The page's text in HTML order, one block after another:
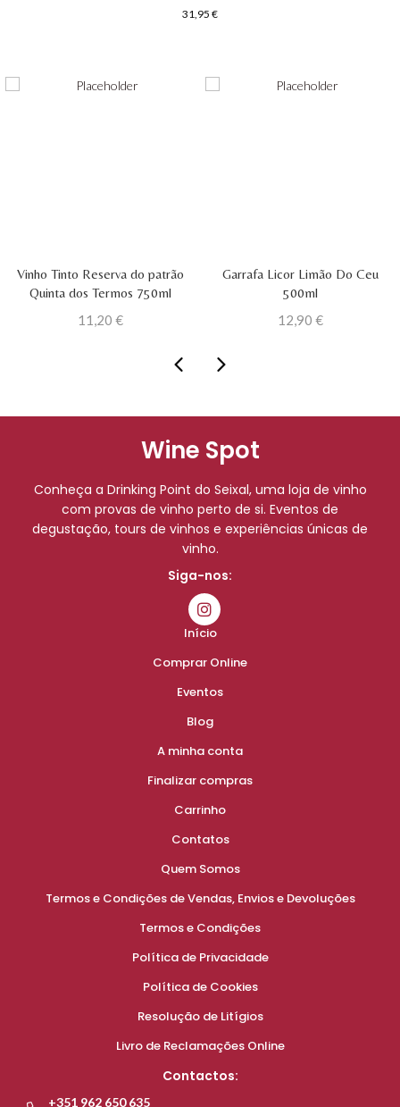
31,95 €
Vinho Tinto Reserva do patrão
Quinta dos Termos 750ml
11,20€
Garrafa Licor Limão Do Ceu
500ml
12,90€
Wine Spot
Conheça a Drinking Point do Seixal, uma loja de vinho
com provas de vinho perto de si. Eventos de
degustação, tours de vinhos e experiências únicas de
vinho.
Siga-nos:
Início
Comprar Online
Eventos
Blog
A minha conta
Finalizar compras
Carrinho
Contatos
Quem Somos
Termos e Condições de Vendas, Envios e Devoluções
Termos e Condições
Política de Privacidade
Política de Cookies
Resolução de Litígios
Livro de Reclamações Online
Contactos:
+351 962 650 635